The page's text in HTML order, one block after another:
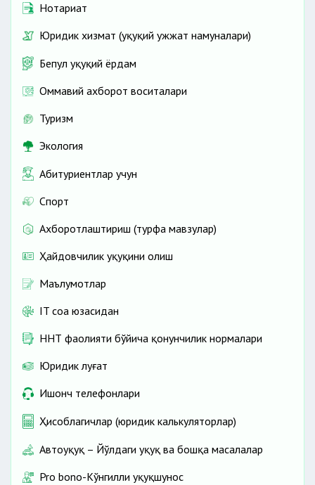
Нотариат
Юридик хизмат (ҳуқуқий ҳужжат намуналари)
Бепул ҳуқуқий ёрдам
Оммавий ахборот воситалари
Туризм
Экология
Абитуриентлар учун
Спорт
Ахборотлаштириш (турфа мавзулар)
Ҳайдовчилик ҳуқуқини олиш
Маълумотлар
IT соҳа юзасидан
ННТ фаолияти бўйича қонунчилик нормалари
Юридик луғат
Ишонч телефонлари
Ҳисоблагичлар (юридик калькуляторлар)
Автоҳуқуқ – Йўлдаги ҳуқуқ ва бошқа масалалар
Pro bono-Кўнгилли ҳуқуқшунос